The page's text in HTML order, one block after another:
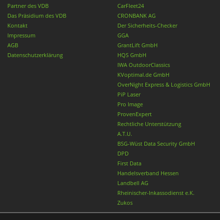
Partner des VDB
Das Präsidium des VDB
Kontakt
Impressum
AGB
Datenschutzerklärung
CarFleet24
CRONBANK AG
Der Sicherheits-Checker
GGA
GrantLift GmbH
HQS GmbH
IWA OutdoorClassics
KVoptimal.de GmbH
OverNight Express & Logistics GmbH
PiP Laser
Pro Image
ProvenExpert
Rechtliche Unterstützung
A.T.U.
BSG-Wüst Data Security GmbH
DPD
First Data
Handelsverband Hessen
Landbell AG
Rheinischer-Inkassodienst e.K.
Zukos